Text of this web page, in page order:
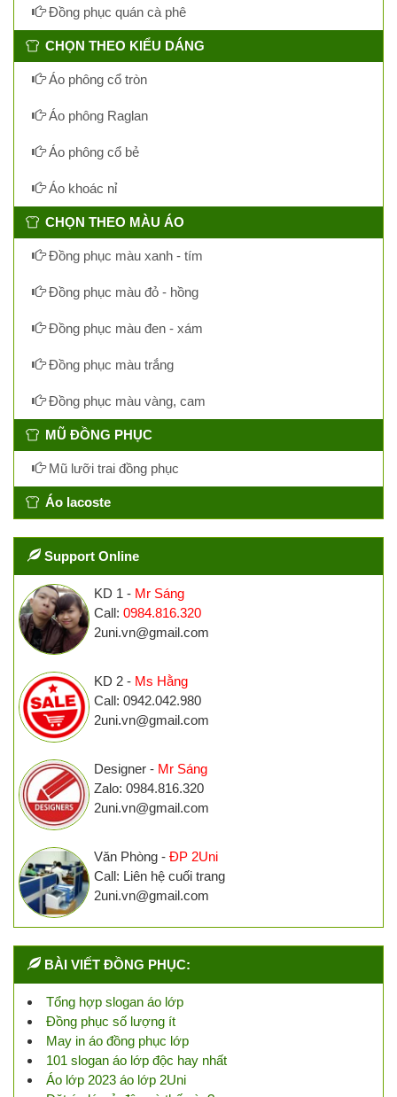
Đồng phục quán cà phê
CHỌN THEO KIỂU DÁNG
Áo phông cổ tròn
Áo phông Raglan
Áo phông cổ bẻ
Áo khoác nỉ
CHỌN THEO MÀU ÁO
Đồng phục màu xanh - tím
Đồng phục màu đỏ - hồng
Đồng phục màu đen - xám
Đồng phục màu trắng
Đồng phục màu vàng, cam
MŨ ĐỒNG PHỤC
Mũ lưỡi trai đồng phục
Áo lacoste
Support Online
KD 1 - Mr Sáng
Call: 0984.816.320
2uni.vn@gmail.com
KD 2 - Ms Hằng
Call: 0942.042.980
2uni.vn@gmail.com
Designer - Mr Sáng
Zalo: 0984.816.320
2uni.vn@gmail.com
Văn Phòng - ĐP 2Uni
Call: Liên hệ cuối trang
2uni.vn@gmail.com
BÀI VIẾT ĐỒNG PHỤC:
Tổng hợp slogan áo lớp
Đồng phục số lượng ít
May in áo đồng phục lớp
101 slogan áo lớp độc hay nhất
Áo lớp 2023 áo lớp 2Uni